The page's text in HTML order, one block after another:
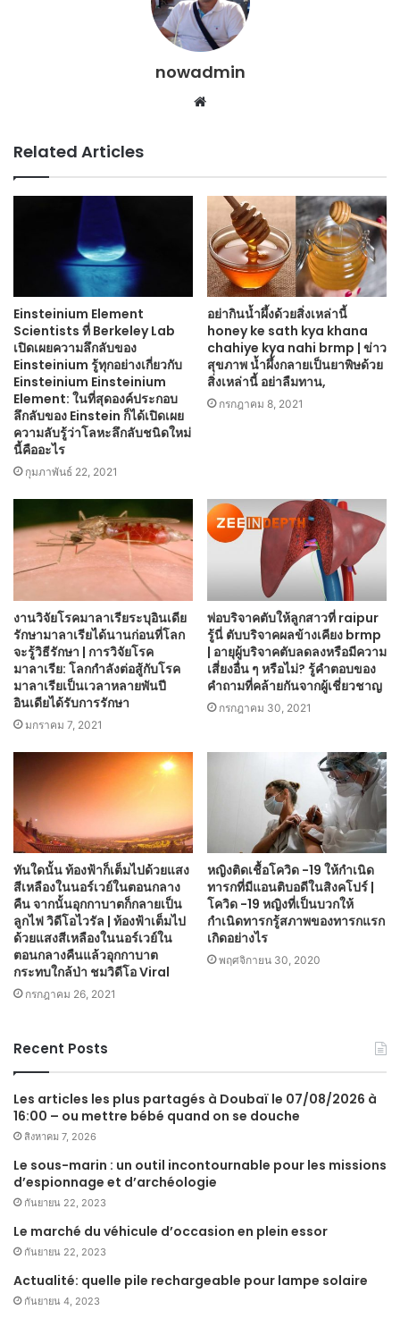
nowadmin
Website
Related Articles
Einsteinium Element
Scientists ที่ Berkeley Lab
เปิดเผยความลึกลับของ
Einsteinium รู้ทุกอย่างเกี่ยวกับ
Einsteinium Einsteinium
Element: ในที่สุดองค์ประกอบ
ลึกลับของ Einstein ก็ได้เปิดเผย
ความลับรู้ว่าโลหะลึกลับชนิดใหม่
นี้คืออะไร
กุมภาพันธ์ 22, 2021
อย่ากินน้ำผึ้งด้วยสิ่งเหล่านี้
honey ke sath kya khana
chahiye kya nahi brmp | ข่าว
สุขภาพ น้ำผึ้งกลายเป็นยาพิษด้วย
สิ่งเหล่านี้ อย่าลืมทาน,
กรกฎาคม 8, 2021
งานวิจัยโรคมาลาเรียระบุอินเดีย
รักษามาลาเรียได้นานก่อนที่โลก
จะรู้วิธีรักษา | การวิจัยโรค
มาลาเรีย: โลกกำลังต่อสู้กับโรค
มาลาเรียเป็นเวลาหลายพันปี
อินเดียได้รับการรักษา
มกราคม 7, 2021
พ่อบริจาคตับให้ลูกสาวที่ raipur
รู้นี่ ตับบริจาคผลข้างเคียง brmp
| อายุผู้บริจาคตับลดลงหรือมีความ
เสี่ยงอื่น ๆ หรือไม่? รู้คำตอบของ
คำถามที่คล้ายกันจากผู้เชี่ยวชาญ
กรกฎาคม 30, 2021
ทันใดนั้น ท้องฟ้าก็เต็มไปด้วยแสง
สีเหลืองในนอร์เวย์ในตอนกลาง
คืน จากนั้นอุกกาบาตก็กลายเป็น
ลูกไฟ วิดีโอไวรัล | ท้องฟ้าเต็มไป
ด้วยแสงสีเหลืองในนอร์เวย์ใน
ตอนกลางคืนแล้วอุกกาบาต
กระทบใกล้ป่า ชมวิดีโอ Viral
กรกฎาคม 26, 2021
หญิงติดเชื้อโควิด -19 ให้กำเนิด
ทารกที่มีแอนติบอดีในสิงคโปร์ |
โควิด -19 หญิงที่เป็นบวกให้
กำเนิดทารกรู้สภาพของทารกแรก
เกิดอย่างไร
พฤศจิกายน 30, 2020
Recent Posts
Les articles les plus partagés à Doubaï le 07/08/2026 à
16:00 – ou mettre bébé quand on se douche
สิงหาคม 7, 2026
Le sous-marin : un outil incontournable pour les missions
d’espionnage et d’archéologie
กันยายน 22, 2023
Le marché du véhicule d’occasion en plein essor
กันยายน 22, 2023
Actualité: quelle pile rechargeable pour lampe solaire
กันยายน 4, 2023